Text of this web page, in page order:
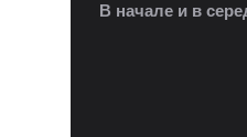
В начале и в